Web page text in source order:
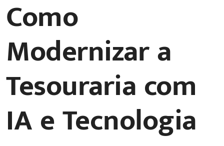
Como
Modernizar a
Tesouraria com
IA e Tecnologia